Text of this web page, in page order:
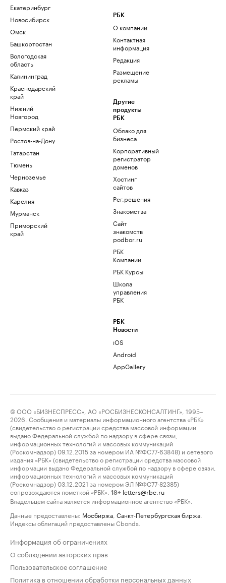
Екатеринбург
Новосибирск
Омск
Башкортостан
Вологодская
область
Калининград
Краснодарский
край
Нижний
Новгород
Пермский край
Ростов-на-Дону
Татарстан
Тюмень
Черноземье
Кавказ
Карелия
Мурманск
Приморский
край
РБК
О компании
Контактная
информация
Редакция
Размещение
рекламы
Другие
продукты
РБК
Облако для
бизнеса
Корпоративный
регистратор
доменов
Хостинг
сайтов
Рег.решения
Знакомства
Сайт
знакомств
podbor.ru
РБК
Компании
РБК Курсы
Школа
управления
РБК
РБК
Новости
iOS
Android
AppGallery
© ООО «БИЗНЕСПРЕСС», АО «РОСБИЗНЕСКОНСАЛТИНГ», 1995–
2026. Сообщения и материалы информационного агентства «РБК»
(свидетельство о регистрации средства массовой информации
выдано Федеральной службой по надзору в сфере связи,
информационных технологий и массовых коммуникаций
(Роскомнадзор) 09.12.2015 за номером ИА №ФС77-63848) и сетевого
издания «РБК» (свидетельство о регистрации средства массовой
информации выдано Федеральной службой по надзору в сфере связи,
информационных технологий и массовых коммуникаций
(Роскомнадзор) 03.12.2021 за номером ЭЛ №ФС77-82385)
сопровождаются пометкой «РБК».
18+ letters@rbc.ru
Владельцем сайта является информационное агентство «РБК».
Данные предоставлены: Мосбиржа Санкт-Петербургская биржа
Индексы облигаций предоставлены Cbonds.
Информация об ограничениях
О соблюдении авторских прав
Пользовательское соглашение
Политика в отношении обработки персональных данных